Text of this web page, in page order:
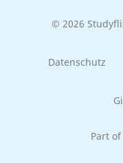
© 2026
Datenschutz
Part